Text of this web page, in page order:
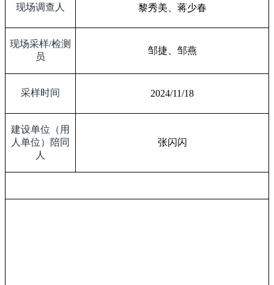
现场调查人 黎秀美、蒋少春
现场采样/检测
员
邹捷、邹燕
采样时间 2024/11/18
建设单位（用
人单位）陪同
人
张闪闪